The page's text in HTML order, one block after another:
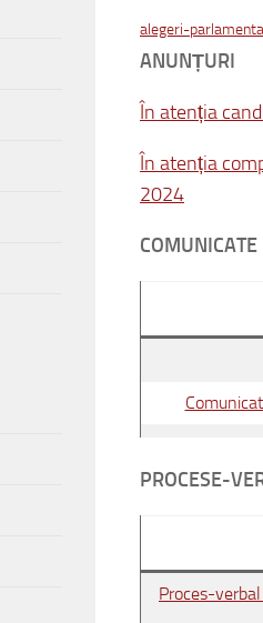
alegeri-
ANUNȚURI
În atenția
În atenția
2024
COMUNICATE
PROCESE-
Proces-